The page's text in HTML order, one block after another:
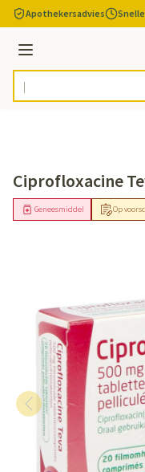
Ga naar de inhoud
Apothekersadvies
Menu
Product, merk,
Ciprofloxacine
Op
Geneesmiddel